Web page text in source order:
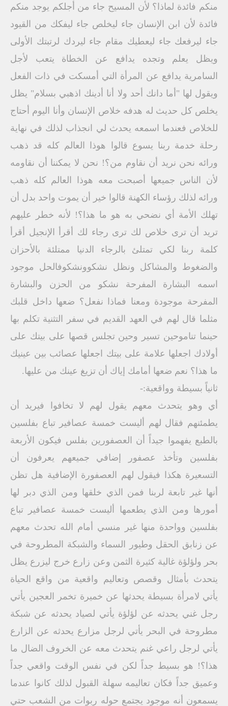
منكم فائدة لماذا؟ لأن المسيح جاء من أجلكم يوجد منكم
فائدة لأن ابن الإنسان جاء ليخلص جاء ليفكك من القيود
جاء ليرفعك جاء ليعطيك مقام جاء ليردك لرتبتك الأولى
ويظل يعلم وتجده يدافع عن الخطاة يتعب لأجل
السامرية يدافع عن المرأة التي أمسكت في ذات الفعل
ويقول لها "أما دانك أحد ولا أنا أدينك اذهبي بسلام" يظل
يخلص كل حديث له هدفه خلاص الإنسان وأنا اليوم أحتاج
للخلاص فعندما اسمعه يحدث لي انجذاب لذلك في نهاية
رحلة خدمة ربنا يسوع قالوا هوذا العالم كله قد ذهب
ورائه نحن نريد أن نقاوم من؟! نحن لا يمكننا أن نقاومه
لأن الناس جميعها أصبحت معه هوذا العالم كله ذهب
ورائه لذلك رؤساء الكهنة قالوا خير أن يموت واحد بدل أن
تهلك الأمة أي نضحي به هو ما هذا؟! لأنه خطر عليهم
تريد أن ترى خلاص لك ترى رجاء لك أقرأ الإنجيل أقرأ
كلمة ربنا لكي تمتلئ بالرجاء الدنيا ممتلئة بالأحزان
والضغوط والمشاكل ونظل نشكوونشكوفالحل موجود
اسمه البشارة المفرحة نشكو من الحزن والبشارة
المفرحة موجودة ومعنا فماذا نفعل؟ ضعها داخل قلبك
مثلما قال لهم في العهد القديم في سفر التثنية تكلم بها
حينما تناموحين تسير وحين تجلس قصها على بيتك على
أولادك اجعلها علامة على بيتك اجعلها عصائب بين عينيك
ما هذا؟ نعم ضعها أمامك إياك أن تزيغ عينك من عليها.
ثانياً بسيطة وواقعية:-
أي وهو يتحدث معهم يقول لهم لا تخافوا فيريد أن
يطمئنهم فقال لهم أليست خمسة عصافير تباع بفلسين
بالطبع يفهموا جيداً أن العصفورين بفلس فيكون الأربعة
بفلسين وتأخذ عصفور إضافي جميعهم يعرفون أن
التسعيرة هكذا فيقول لهم العصفورة الإضافية هل تظن
أنها غير تابعة لربنا فمن الذي خلقها ومن الذي دبر لها
أمورها ومن الذي يطعمها أليست خمسة عصافير تباع
بفلسين وواحدة منها غير منسي أمام الله تحدث معهم
عن زنابق الحقل وطيور السماء والشبكة المطروحة في
بحر ولؤلؤة غالية كثيرة الثمن وعن زارع خرج ليزرع يظل
يتحدث بأمثال وقصص وتعاليم واقعية من واقع الحياة
يأتي لامرأة بسيطة يحدثها عن خميرة تخمر العجين يأتي
رجل غني يحدثه عن لؤلؤة يأتي لصياد يحدثه عن شبكة
مطروحة في البحر يأتي لرجل مزارع يحدثه عن الزارع
يأتي لرجل راعي غنم يتحدث معه عن الخروف الضال ما
هذا؟! هو بسيط جداً لكن في نفس الوقت واقعي جداً
وعميق جداً فكان تعاليمه سهلة القبول لذلك كانوا عندما
يسمعون أنه موجود يجتمع حوله ربوات من الشعب حتي